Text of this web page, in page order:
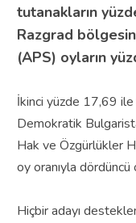
tutanakların
Razgrad
(APS) oyların
İkinci yüzde 17,69
Demokratik
Hak ve Özgürlükler
oy oranıyla dördüncü
Hiçbir adayı